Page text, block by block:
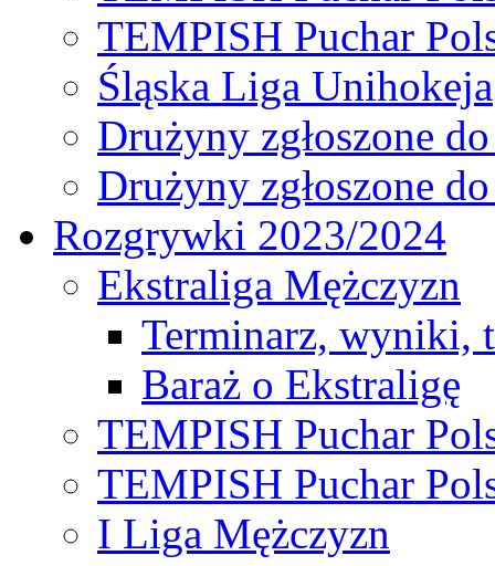
TEMPISH Puchar
Śląska Liga Unihokeja
Drużyny zgłoszone
Drużyny zgłoszone
Rozgrywki 2023/2024
Ekstraliga Mężczyzn
Terminarz, wyniki,
Baraż o Ekstraligę
TEMPISH Puchar
TEMPISH Puchar
I Liga Mężczyzn